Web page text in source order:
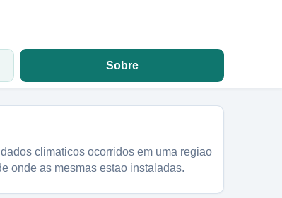
Sobre
climaticos ocorridos em uma regiao
onde as mesmas estao instaladas.